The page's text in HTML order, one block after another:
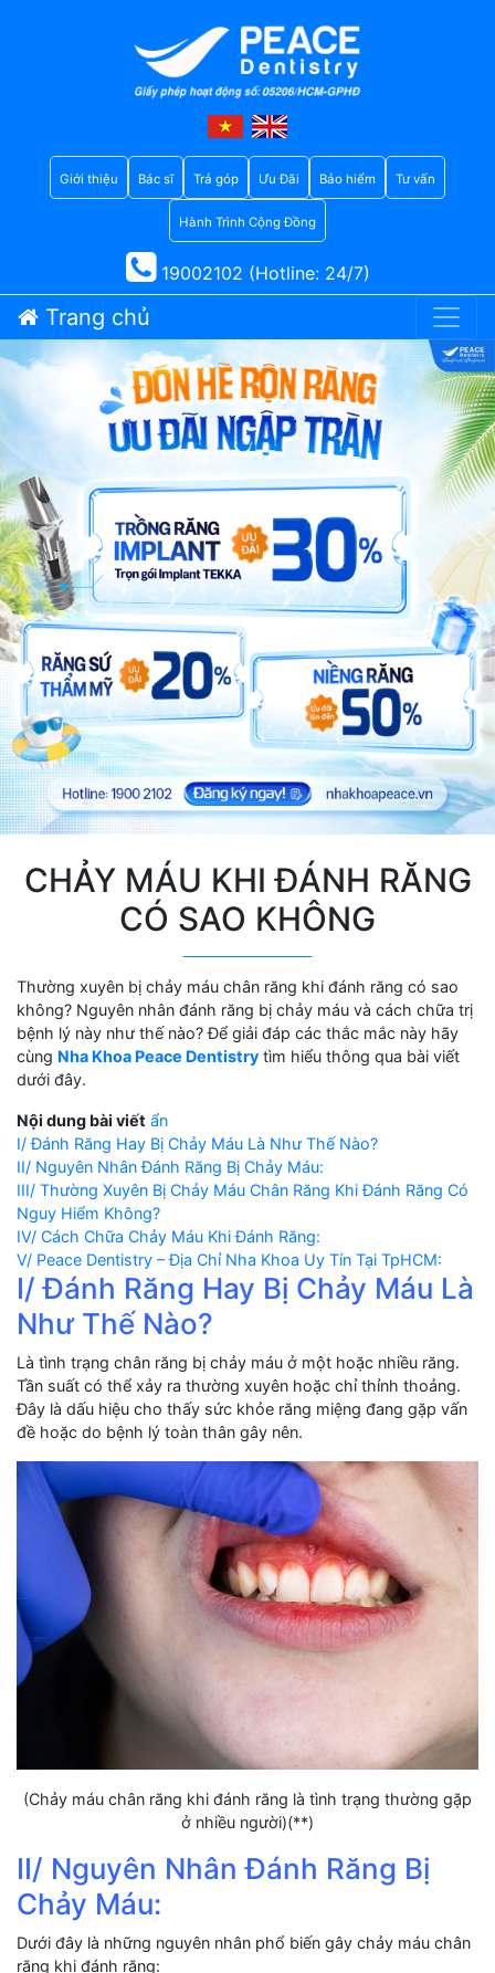
Giới thiệu Bác sĩ Trả góp Ưu Đãi Bảo hiểm Tư vấn
Hành Trình Cộng Đồng
19002102 (Hotline: 24/7)
Trang chủ
CHẢY MÁU KHI ĐÁNH RĂNG
CÓ SAO KHÔNG
Thường xuyên bị chảy máu chân răng khi đánh răng có sao
không? Nguyên nhân đánh răng bị chảy máu và cách chữa trị
bệnh lý này như thế nào? Để giải đáp các thắc mắc này hãy
cùng Nha Khoa Peace Dentistry tìm hiểu thông qua bài viết
dưới đây.
Nội dung bài viết ẩn
I/ Đánh Răng Hay Bị Chảy Máu Là Như Thế Nào?
II/ Nguyên Nhân Đánh Răng Bị Chảy Máu:
III/ Thường Xuyên Bị Chảy Máu Chân Răng Khi Đánh Răng Có
Nguy Hiểm Không?
IV/ Cách Chữa Chảy Máu Khi Đánh Răng:
V/ Peace Dentistry – Địa Chỉ Nha Khoa Uy Tín Tại TpHCM:
I/ Đánh Răng Hay Bị Chảy Máu Là
Như Thế Nào?
Là tình trạng chân răng bị chảy máu ở một hoặc nhiều răng.
Tần suất có thể xảy ra thường xuyên hoặc chỉ thỉnh thoảng.
Đây là dấu hiệu cho thấy sức khỏe răng miệng đang gặp vấn
đề hoặc do bệnh lý toàn thân gây nên.
(Chảy máu chân răng khi đánh răng là tình trạng thường gặp
ở nhiều người)(**)
II/ Nguyên Nhân Đánh Răng Bị
Chảy Máu:
Dưới đây là những nguyên nhân phổ biến gây chảy máu chân
răng khi đánh răng: